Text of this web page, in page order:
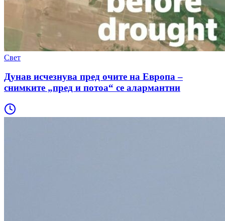
Свет
Дунав исчезнува пред очите на Европа –
снимките „пред и потоа“ се алармантни